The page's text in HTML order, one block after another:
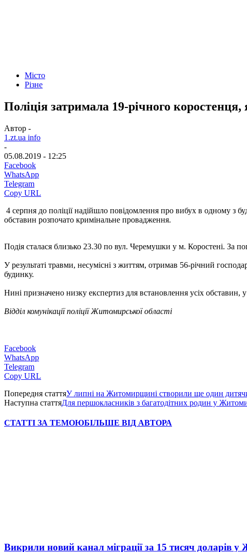
Місто
Різне
Поліція затримала 19-річного
Автор -
1.zt.ua info
-
05.08.2019 - 12:25
Facebook
WhatsApp
Telegram
Copy URL
4 серпня до поліції надійшло повідомлення про вибух в одному з
обставин розпочато кримінальне провадження.
Подія сталася близько 23.30 по вул. Черемушки у м. Коростені. За
У результаті травми, несумісні з життям, отримав 56-річний
будинку.
Нині призначено низку експертиз для встановлення усіх
Відділ комунікації поліції Житомирської області
Facebook
WhatsApp
Telegram
Copy URL
Попередня статтяУ липні на Житомирщині створили ще один
Наступна статтяДля першокласників з багатодітних родин у
СТАТТІ ЗА ТЕМОЮБІЛЬШЕ ВІД АВТОРА
Викрили новий канал міграції за 15 тисяч доларів у